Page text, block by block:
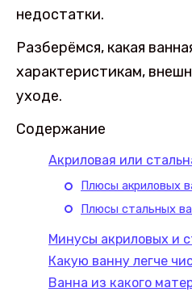
недостатки.
Разберёмся, какая
характеристикам,
уходе.
Содержание
Акриловая или
Плюсы акриловых
Плюсы стальных
Минусы акриловых и
Какую ванну легче
Ванна из какого